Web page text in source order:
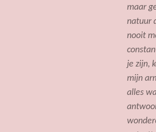
maar
natuur
nooit
je zijn,
mijn
alles